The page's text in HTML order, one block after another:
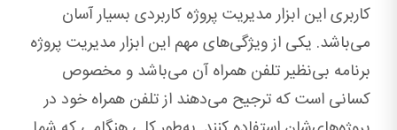
کاربری این ابزار مدیریت پروژه کاربردی بسیار آسان
می‌باشد. یکی از ویژگی‌های مهم این ابزار مدیریت پروژه
برنامه بی‌نظیر تلفن همراه آن می‌باشد و مخصوص
کسانی است که ترجیح می‌دهند از تلفن همراه خود در